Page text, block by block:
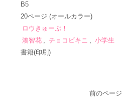
B5
20ページ (オールカラー)
ロウきゅーぶ！
湊智花 , チョコビキニ , 小学生
書籍(印刷)
前のページ